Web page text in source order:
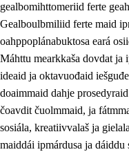
2.2 Gealbu fágain
2.3 Vuođđogálggat
2.4 Oahppat oahppat
Fágaidrasttideaddji
gealbomihttomeriid ferte
Gealboulbmiliid ferte maid
oahppoplánabuktosa eará
Máhttu mearkkaša dovdat
ideaid ja oktavuođaid
doaimmaid dahje
čoavdit čuolmmaid, ja
sosiála, kreatiivvalaš ja
maiddái ipmárdusa ja